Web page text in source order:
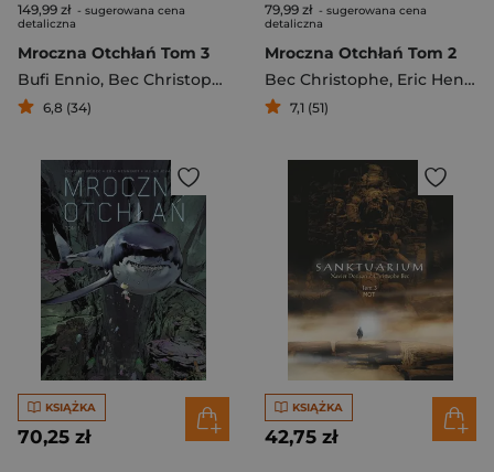
149,99 zł - sugerowana cena
detaliczna
Mroczna Otchłań Tom 3
Bufi Ennio, Bec Christophe
6,8 (34)
79,99 zł - sugerowana cena
detaliczna
Mroczna Otchłań Tom 2
Bec Christophe, Eric Henninot
7,1 (51)
KSIĄŻKA
70,25 zł
KSIĄŻKA
42,75 zł